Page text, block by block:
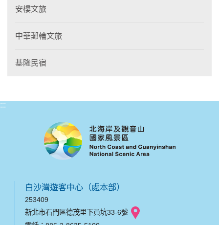
安樓文旅
中華郵輪文旅
基隆民宿
:::
白沙灣遊客中心（處本部）
253409
新北市石門區德茂里下員坑33-6號